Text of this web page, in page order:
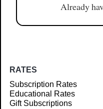
Already
RATES
Subscription Rates
Educational Rates
Gift Subscriptions